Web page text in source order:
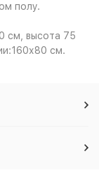
полу.
см, высота 75
см.